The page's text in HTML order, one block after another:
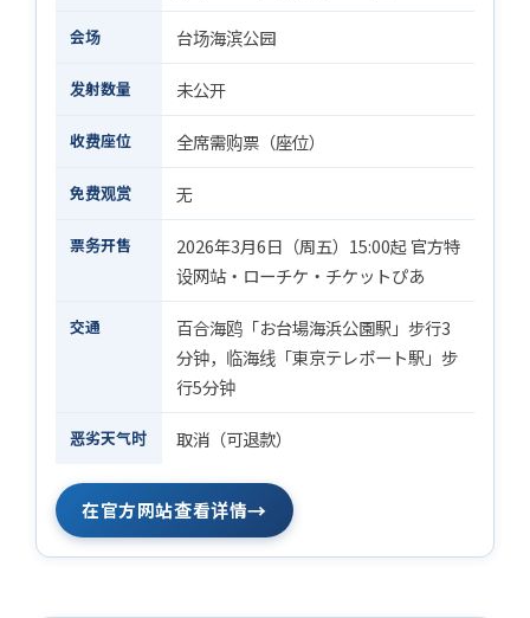
会场 台场海滨公园
发射数量 未公开
收费座位 全席需购票（座位）
免费观赏 无
票务开售
2026年3月6日（周五）15:00起 官方特
设网站・ローチケ・チケットぴあ
交通
百合海鸥「お台場海浜公園駅」步行3
分钟，临海线「東京テレポート駅」步
行5分钟
恶劣天气时 取消（可退款）
在官方网站查看详情→